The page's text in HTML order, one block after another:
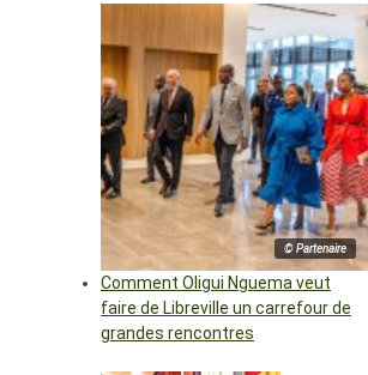
© Partenaire
Comment Oligui Nguema veut
faire de Libreville un carrefour de
grandes rencontres